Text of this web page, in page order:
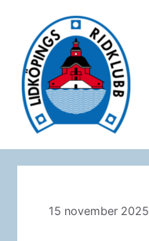
innehåll
15 november 2025